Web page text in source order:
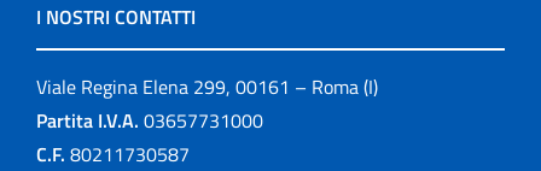
I NOSTRI CONTATTI
Viale Regina Elena 299, 00161 – Roma (I)
Partita I.V.A. 03657731000
C.F. 80211730587